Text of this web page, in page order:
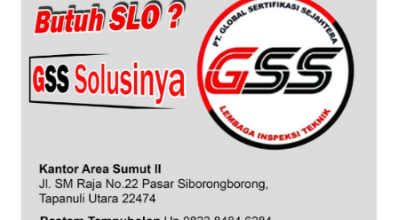
TENTANG
KAMI
PEDOMAN
MEDIA
KARIR